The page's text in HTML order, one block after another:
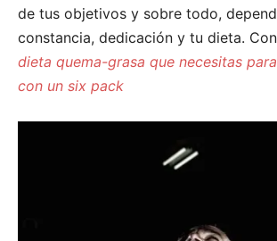
de tus objetivos y sobre todo,
constancia, dedicación y tu dieta.
dieta quema-grasa que necesitas
con un six pack